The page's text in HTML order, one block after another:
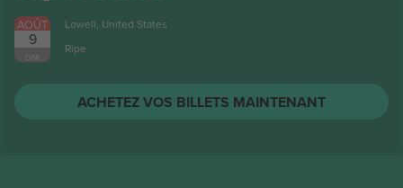
AOÛT
9
DIM.
Lowell, United States
Ripe
ACHETEZ VOS BILLETS MAINTENANT